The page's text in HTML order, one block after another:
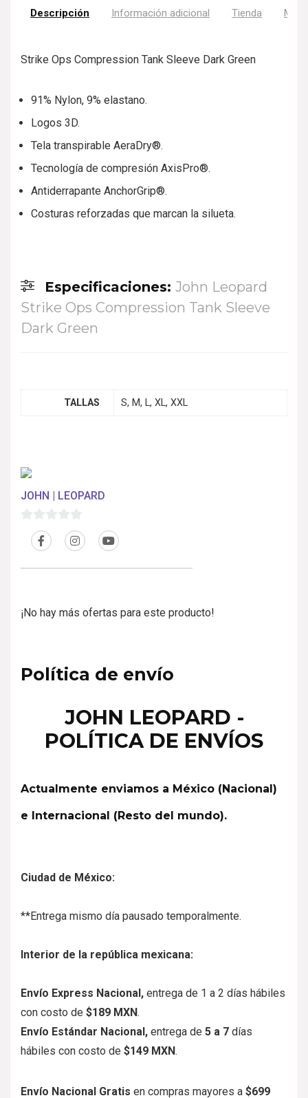
Descripción Información adicional Tienda Más
Strike Ops Compression Tank Sleeve Dark Green
91% Nylon, 9% elastano.
Logos 3D.
Tela transpirable AeraDry®.
Tecnología de compresión AxisPro®.
Antiderrapante AnchorGrip®.
Costuras reforzadas que marcan la silueta.
Especificaciones: John Leopard
Strike Ops Compression Tank Sleeve
Dark Green
TALLAS S, M, L, XL, XXL
JOHN | LEOPARD
¡No hay más ofertas para este producto!
Política de envío
JOHN LEOPARD -
POLÍTICA DE ENVÍOS
Actualmente enviamos a México (Nacional)
e Internacional (Resto del mundo).
Ciudad de México:
**Entrega mismo día pausado temporalmente.
Interior de la república mexicana:
Envío Express Nacional, entrega de 1 a 2 días hábiles
con costo de $189 MXN.
Envío Estándar Nacional, entrega de 5 a 7 días
hábiles con costo de $149 MXN.
Envío Nacional Gratis en compras mayores a $699